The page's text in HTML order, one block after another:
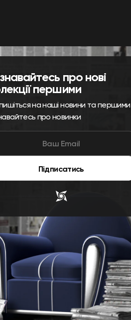
про нові
першими
на наші новини та першими
про новинки
Підписатись